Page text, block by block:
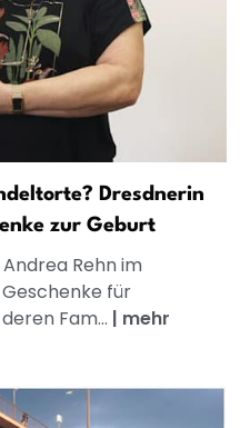
Dresdnerin
zur Geburt
Rehn im
für
Fam... | mehr